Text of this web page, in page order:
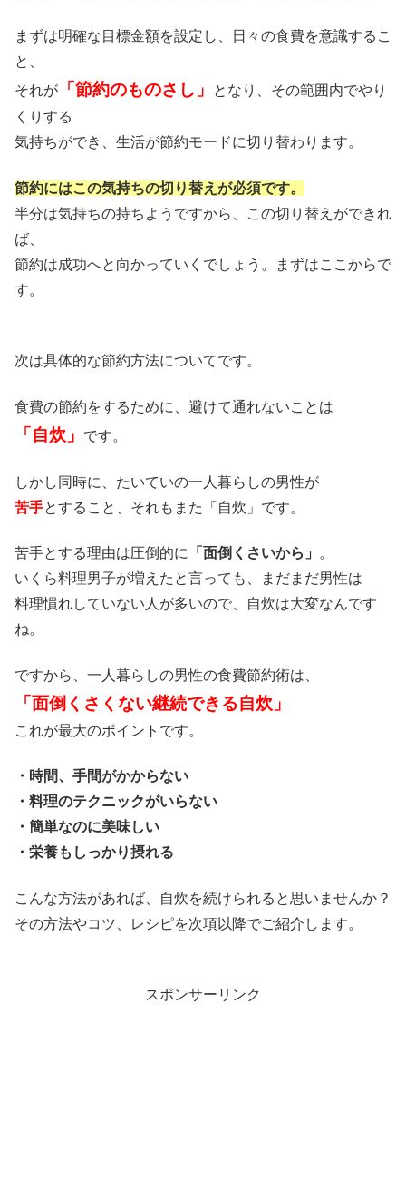
まずは明確な目標金額を設定し、日々の食費を意識するこ
と、
それが
「節約のものさし」
となり、その範囲内でやり
くりする
気持ちができ、生活が節約モードに切り替わります。
節約にはこの気持ちの切り替えが必須です。
半分は気持ちの持ちようですから、この切り替えができれ
ば、
節約は成功へと向かっていくでしょう。まずはここからで
す。
次は具体的な節約方法についてです。
食費の節約をするために、避けて通れないことは
「自炊」 です。
しかし同時に、たいていの一人暮らしの男性が
苦手とすること、それもまた「自炊」です。
苦手とする理由は圧倒的に 「面倒くさいから」
。
いくら料理男子が増えたと言っても、まだまだ男性は
料理慣れしていない人が多いので、自炊は大変なんです
ね。
ですから、一人暮らしの男性の食費節約術は、
「面倒くさくない継続できる自炊」
これが最大のポイントです。
・時間、手間がかからない
・料理のテクニックがいらない
・簡単なのに美味しい
・栄養もしっかり摂れる
こんな方法があれば、自炊を続けられると思いませんか？
その方法やコツ、レシピを次項以降でご紹介します。
スポンサーリンク